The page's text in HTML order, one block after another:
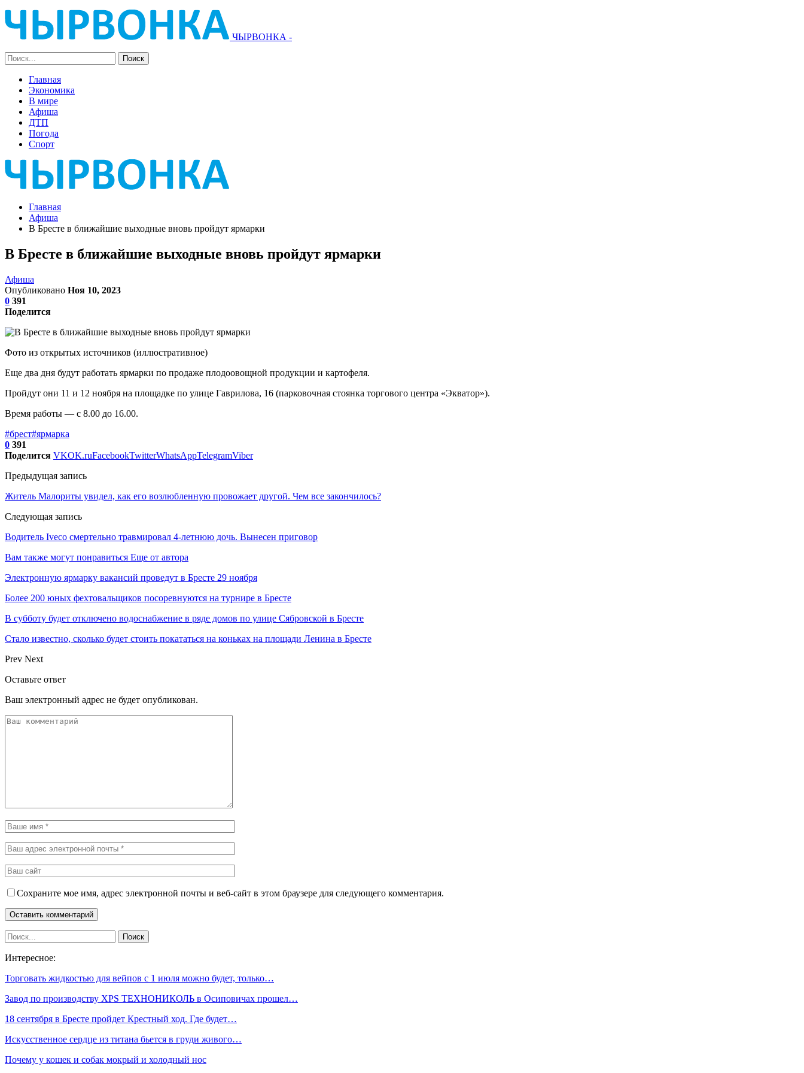
ЧЫРВОНКА -
Главная
Экономика
В мире
Афиша
ДТП
Погода
Спорт
Главная
Афиша
В Бресте в ближайшие выходные вновь пройдут ярмарки
В Бресте в ближайшие выходные вновь пройдут ярмарки
Афиша
Опубликовано Ноя 10, 2023
0 391
Поделится
Фото из открытых источников (иллюстративное)
Еще два дня будут работать ярмарки по продаже плодоовощной продукции и картофеля.
Пройдут они 11 и 12 ноября на площадке по улице Гаврилова, 16 (парковочная стоянка торгового центра «Экватор»).
Время работы — с 8.00 до 16.00.
#брест#ярмарка
0 391
Поделится VKOK.ruFacebookTwitterWhatsAppTelegramViber
Предыдущая запись
Житель Малориты увидел, как его возлюбленную провожает другой. Чем все закончилось?
Следующая запись
Водитель Iveco смертельно травмировал 4-летнюю дочь. Вынесен приговор
Вам также могут понравиться Еще от автора
Электронную ярмарку вакансий проведут в Бресте 29 ноября
Более 200 юных фехтовальщиков посоревнуются на турнире в Бресте
В субботу будет отключено водоснабжение в ряде домов по улице Сябровской в Бресте
Стало известно, сколько будет стоить покататься на коньках на площади Ленина в Бресте
Prev Next
Оставьте ответ
Ваш электронный адрес не будет опубликован.
Сохраните мое имя, адрес электронной почты и веб-сайт в этом браузере для следующего комментария.
Интересное:
Торговать жидкостью для вейпов с 1 июля можно будет, только…
Завод по производству XPS ТЕХНОНИКОЛЬ в Осиповичах прошел…
18 сентября в Бресте пройдет Крестный ход. Где будет…
Искусственное сердце из титана бьется в груди живого…
Почему у кошек и собак мокрый и холодный нос